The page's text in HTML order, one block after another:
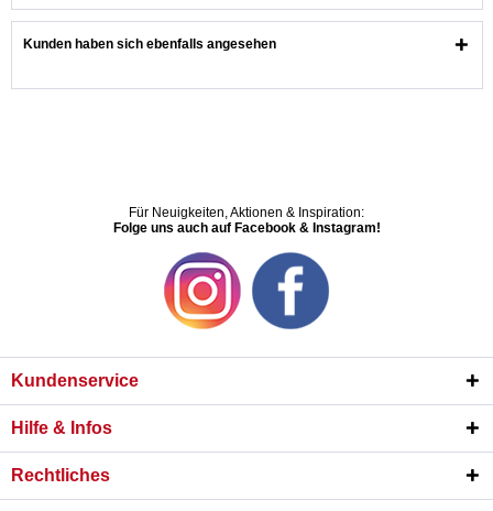
Kunden haben sich ebenfalls angesehen
Für Neuigkeiten, Aktionen & Inspiration:
Folge uns auch auf Facebook & Instagram!
Kundenservice
Hilfe & Infos
Rechtliches